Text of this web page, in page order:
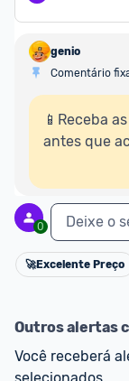
genio
Comentário
📱Receba
antes que
0 Deixe o
🚀Excelente Preço
Outros alertas
Você receberá